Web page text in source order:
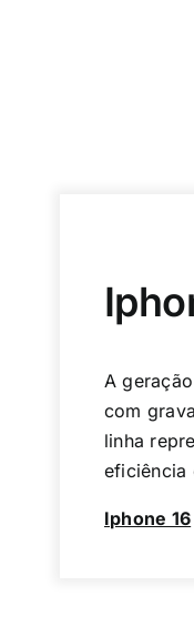
A
com
linha
eficiência
Iphone 16